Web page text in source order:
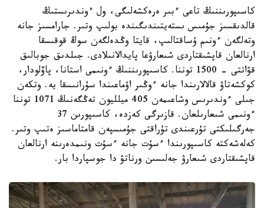
كاسىپورىننىڭ تاعى ءبىر ەرەكشەلىگى، ول ءوندىرىستىڭ
قالدىقسىز جۇمىس ىستەيتىندىگىندە بولىپ وتىر. جارامسىز جانە
وتەلگەن ءونىم ۇساقتالىپ، قايتا وڭدەلگەن سوڭ قوقىسقا
ارنالعان قاپشىقتاردى شىعارۋعا پايدالانىلادى. جىلدىق جوبالىق
قۋاتتى - 1500 توننا. كاسىپورىننىڭ ءونىمى استانا، پاۆلودار،
كوكشەتاۋ قالالارىندا جانە ءوڭىر اۋماعىندا سۇرانىسقا يە. وتكەن
جىلى ءوندىرىس وشاعىمەن 405 ميلليون تەڭگەنىڭ 1071 توننا
ءونىمى شىعارىلعان. قازىرگى كەزدە، كاسىپورىن 37
جەرگىلىكتى تۇرعىندى تۇراقتى جۇمىسپەن قامتاماسىز ەتىپ وتىر.
كەلەشەكتە كاسىپورىندا ءسۇت جانە ءسۇت ونىمدەرىنە ارنالعان
قاپشىقتاردى شىعارۋ جەلىسىن ورناتۋ دا جوسپاردا بار.